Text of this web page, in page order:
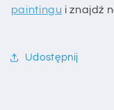
paintingu i znajdź
Udostępnij